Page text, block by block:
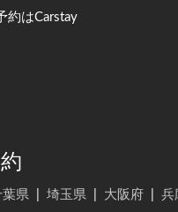
約はCarstay
葉県 埼玉県 大阪府 兵